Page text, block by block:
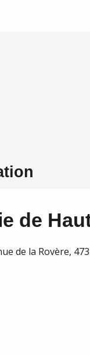
de
de la Rovère,